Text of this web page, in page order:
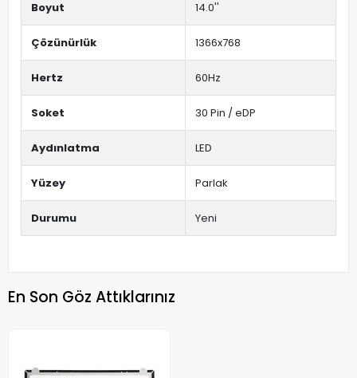
Boyut 14.0''
Çözünürlük 1366x768
Hertz 60Hz
Soket 30 Pin / eDP
Aydınlatma LED
Yüzey Parlak
Durumu Yeni
En Son Göz Attıklarınız